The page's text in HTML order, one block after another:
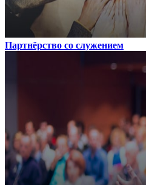
Партнёрство со служением